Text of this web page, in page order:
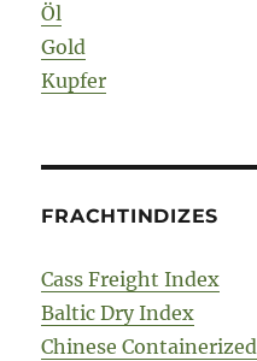
Öl
Gold
Kupfer
FRACHTINDIZES
Cass Freight Index
Baltic Dry Index
Chinese